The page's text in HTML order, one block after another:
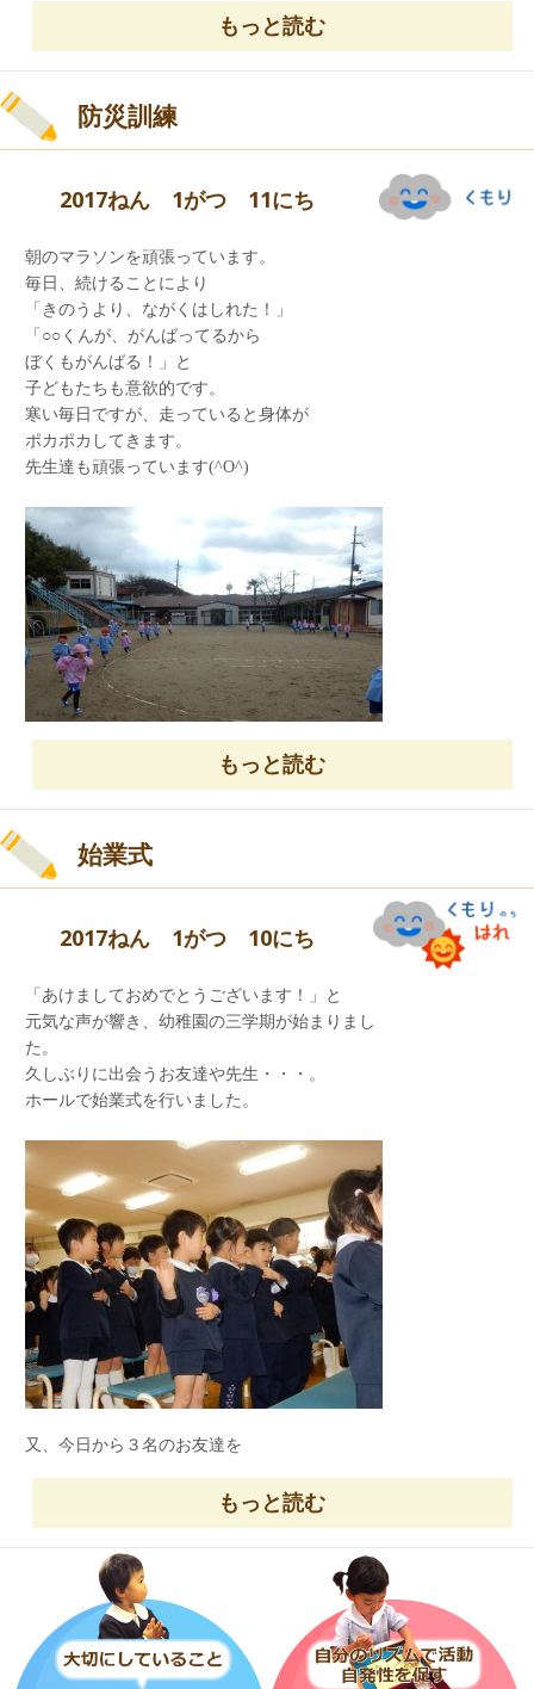
22年前の今日は、阪神淡路大震災がありました。
子ども達は知りませんが、大人の私たちは
そのことを忘れることなく伝えていこうと思いま
す。
今日は、雪遊びを満喫しました。
こんなに沢山の雪が積もったのは
何年ぶりのことでしょう・・・？
本当に驚きましたね。
できたかな？
明日は、お友達が作った雪だるまが
補助輪無しで、自転車に乗れる年長組さんが
多いと思います。
お家でも、歩いている人や車に気を付けて
乗ってくださいね！！
もっと読む
防災訓練
2017ねん 1がつ 11にち
朝のマラソンを頑張っています。
毎日、続けることにより
「きのうより、ながくはしれた！」
「○○くんが、がんばってるから
ぼくもがんばる！」と
子どもたちも意欲的です。
寒い毎日ですが、走っていると身体が
ポカポカしてきます。
先生達も頑張っています(^O^)
今日は、防災訓練をしました。
「地震です・・・・」と放送が入り
遊具で遊んでいたお友達も、先生達の誘導により
運動場に集まりました。
今日は、訓練でしたが
慌てず、近くにいる先生の話をよく聞くことが
大事です。
今後も室内・外 何処にいても対応できるように
訓練していこうと思います。
もっと読む
始業式
2017ねん 1がつ 10にち
「あけましておめでとうございます！」と
元気な声が響き、幼稚園の三学期が始まりまし
た。
久しぶりに出会うお友達や先生・・・。
ホールで始業式を行いました。
又、今日から３名のお友達を
これから、仲良くしましょうね！！
もっと読む